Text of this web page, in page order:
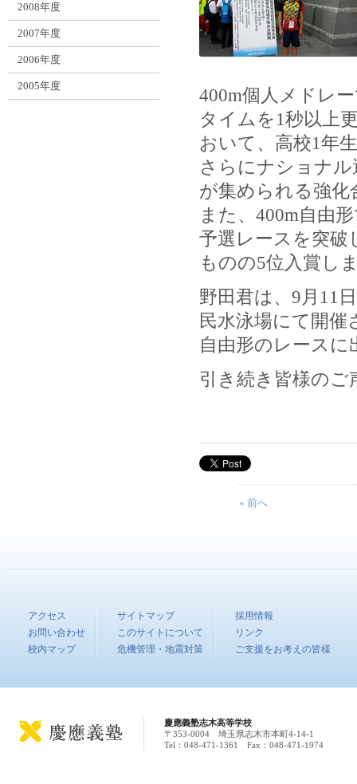
400m個人メドレ
タイムを1秒以上
おいて、高校1年
さらにナショナ
が集められる強
また、400m自由
予選レースを突破
ものの5位入賞し
野田君は、9月11
民水泳場にて開催
自由形のレース
引き続き皆様の
« 前へ
2008年度
2007年度
2006年度
2005年度
アクセス
お問い合わせ
校内マップ
サイトマップ
このサイトについて
危機管理・地震対策
採用情報
リンク
ご支援をお考えの皆様
慶應義塾志木高等学校
〒353-0004 埼玉県志木市本町4-14-1
Tel：048-471-1361 Fax：048-471-1974